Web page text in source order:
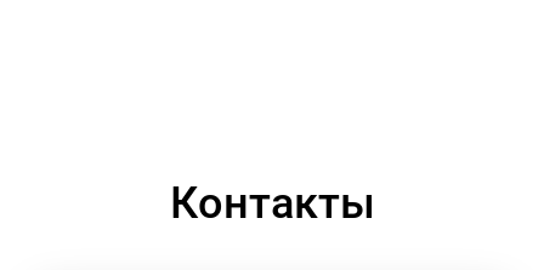
Контакты